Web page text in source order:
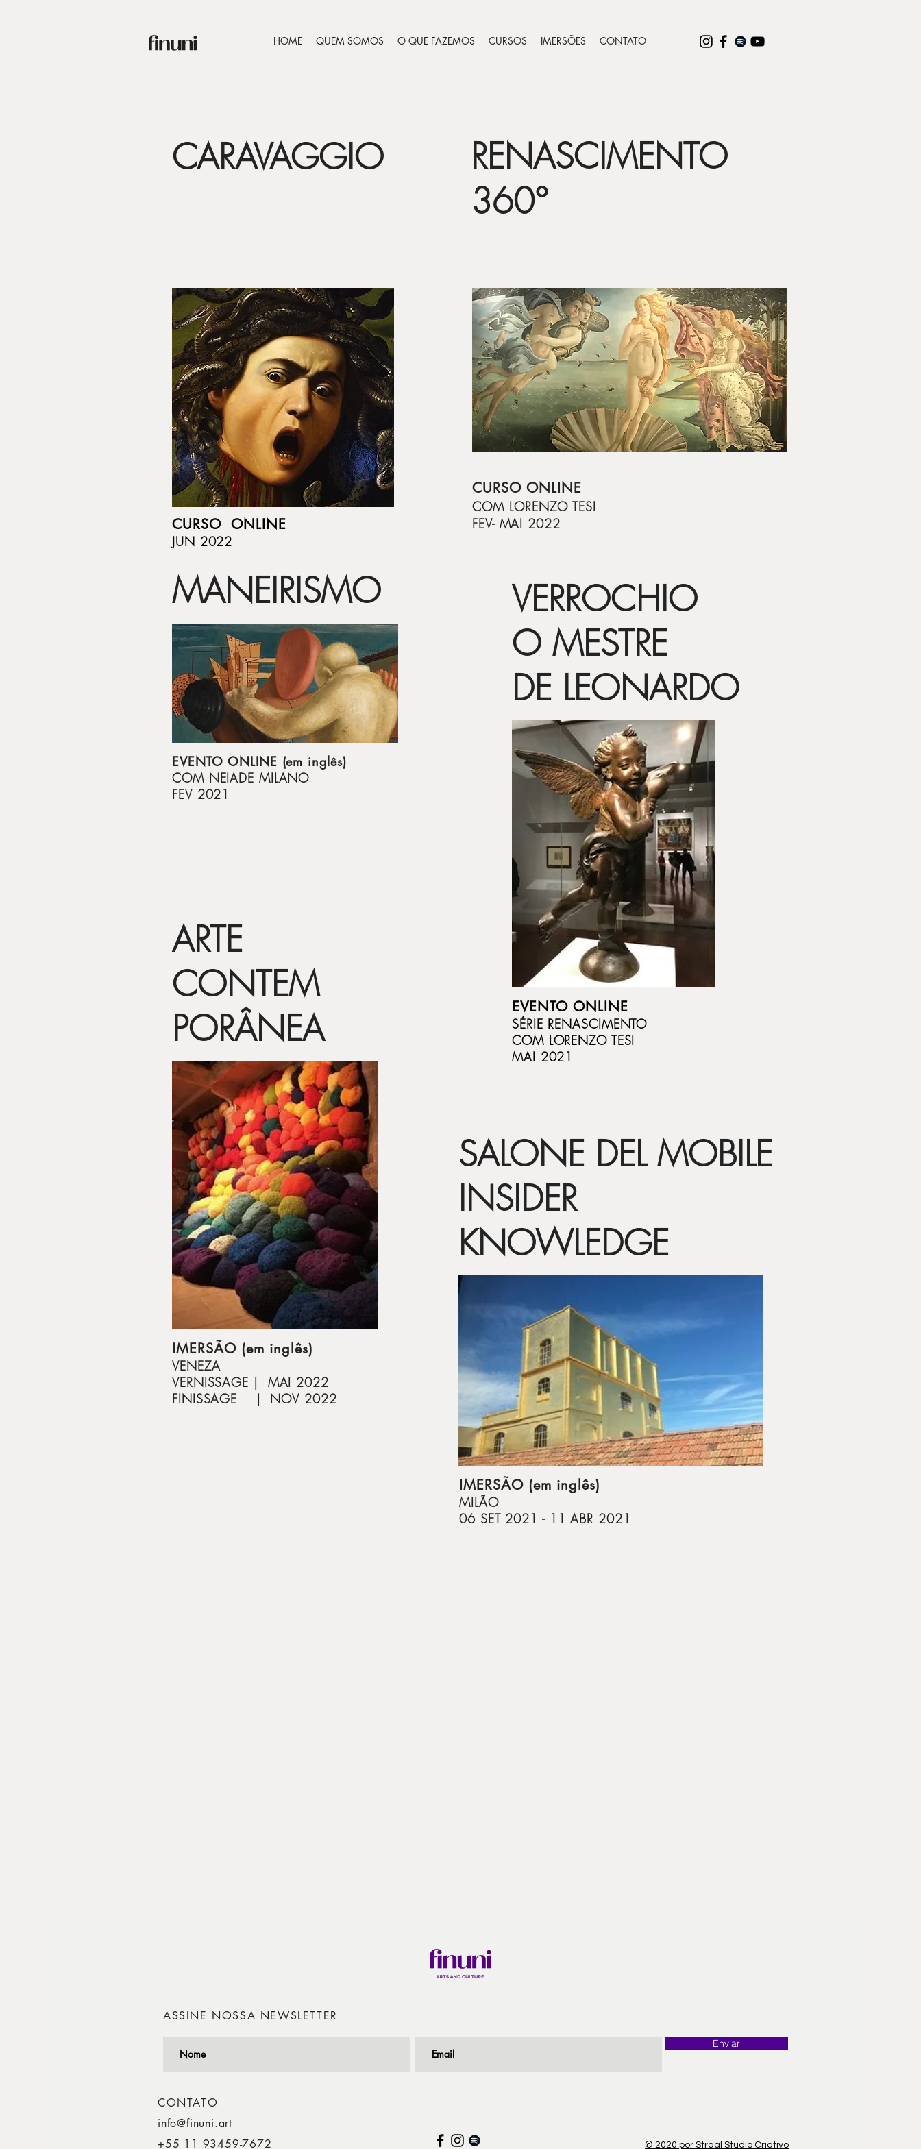
HOME QUEM SOMOS O QUE FAZEMOS CURSOS IMERSÕES CONTATO
CARAVAGGIO
RENASCIMENTO
360°
CURSO ONLINE
JUN 2022
MANEIRISMO
EVENTO ONLINE (em inglês)
COM NEIADE MILANO
FEV 2021
ARTE
CONTEM
PORÂNEA
IMERSÃO (em inglês)
VENEZA
VERNISSAGE | MAI 2022
FINISSAGE | NOV 2022
CURSO ONLINE
COM LORENZO TESI
FEV- MAI 2022
VERROCHIO
O MESTRE
DE LEONARDO
EVENTO ONLINE
SÉRIE RENASCIMENTO
COM LORENZO TESI
MAI 2021
SALONE DEL MOBILE
INSIDER
KNOWLEDGE
IMERSÃO (em inglês)
MILÃO
06 SET 2021 - 11 ABR 2021
ASSINE NOSSA NEWSLETTER
Enviar
CONTATO
info@finuni.art
+55 11 93459-7672
© 2020 por Straal Studio Criativo